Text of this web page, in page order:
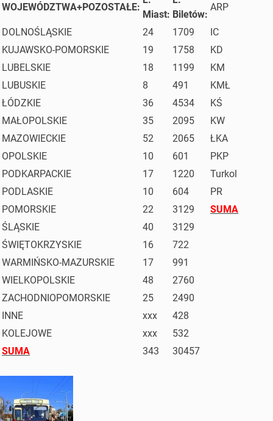
WOJEWÓDZTWA+POZOSTAŁE:
Miast: Biletów:
ARP
DOLNOŚLĄSKIE 24 1709
IC
KUJAWSKO-POMORSKIE
19 1758
KD
LUBELSKIE
18 1199
KM
LUBUSKIE
8 491
KMŁ
ŁÓDZKIE
36 4534
KŚ
MAŁOPOLSKIE
35 2095
KW
MAZOWIECKIE
52 2065
ŁKA
OPOLSKIE
10 601
PKP
PODKARPACKIE
17 1220
Turkol
PODLASKIE
10 604
PR
POMORSKIE
22 3129
SUMA
ŚLĄSKIE
40
3129
ŚWIĘTOKRZYSKIE
16
722
WARMIŃSKO-MAZURSKIE
17
991
WIELKOPOLSKIE
48
2760
ZACHODNIOPOMORSKIE
25
2490
INNE
xxx
428
KOLEJOWE
xxx
532
SUMA
343 30457